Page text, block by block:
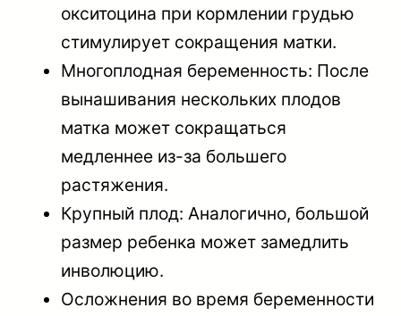
окситоцина при кормлении грудью
стимулирует сокращения матки.
Многоплодная беременность: После
вынашивания нескольких плодов
матка может сокращаться
медленнее из-за большего
растяжения.
Крупный плод: Аналогично, большой
размер ребенка может замедлить
инволюцию.
Осложнения во время беременности